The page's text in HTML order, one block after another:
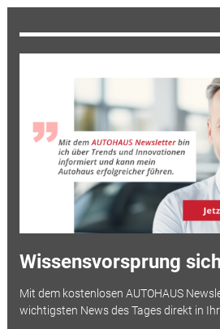
Wissensvorsprung
Mit dem kostenlosen AUTOHAUS
wichtigsten News des Tages direkt in